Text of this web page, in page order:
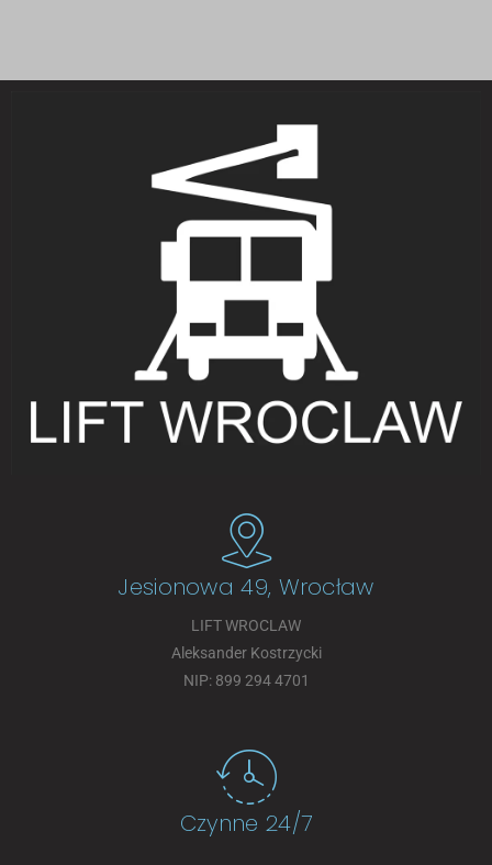
Jesionowa 49, Wrocław
LIFT WROCLAW
Aleksander Kostrzycki
NIP: 899 294 4701
Czynne 24/7